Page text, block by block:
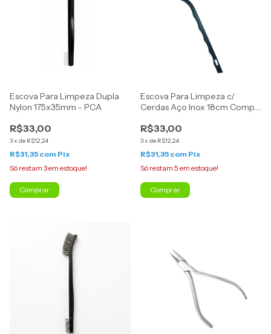
Escova Para Limpeza Dupla
Nylon 175x35mm - PCA
R$33,00
3x de R$12,24
R$31,35 com Pix
Só restam 3em estoque!
Escova Para Limpeza c/
Cerdas Aço Inox 18cm Comp.
R$33,00
3x de R$12,24
R$31,35 com Pix
Só restam 5 em estoque!